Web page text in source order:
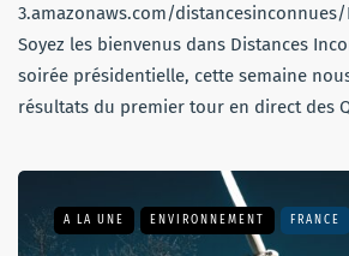
3.amazonaws.com/
Soyez les bienvenus dans Distances
soirée présidentielle, cette semaine
résultats du premier tour en direct des
A LA UNE ENVIRONNEMENT FRANCE